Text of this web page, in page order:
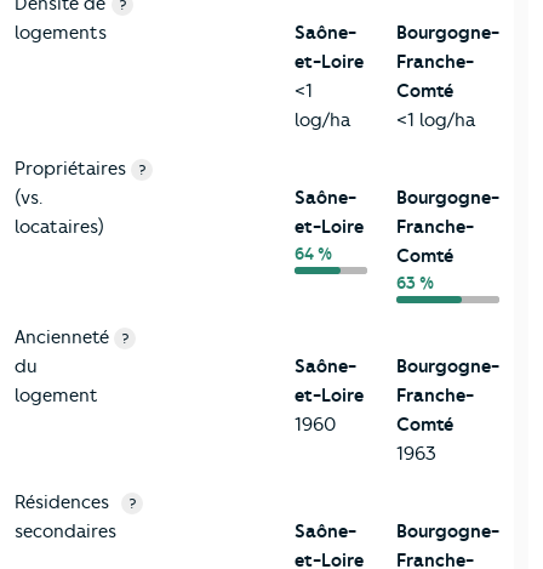
logements
?
Saône-
et-Loire
<1
log/ha
Bourgogne-
Franche-
Comté
<1 log/ha
Propriétaires
(vs.
locataires)
?
Saône-
et-Loire
64 %
Bourgogne-
Franche-
Comté
63 %
Ancienneté
du
logement
?
Saône-
et-Loire
1960
Bourgogne-
Franche-
Comté
1963
Résidences
secondaires
?
Saône-
et-Loire
Bourgogne-
Franche-